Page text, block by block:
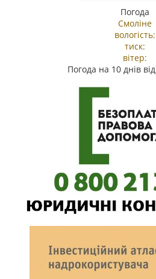
Погода
Смоліне
вологість:
тиск:
вітер:
Погода на 10 днів від